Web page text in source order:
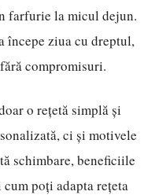
farfurie la micul dejun.
începe ziua cu dreptul,
compromisuri.
o rețetă simplă și
ci și motivele
schimbare, beneficiile
poți adapta rețeta